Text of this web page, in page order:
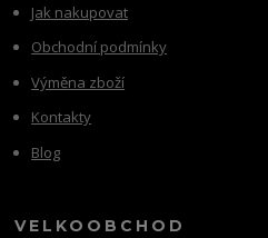
Jak nakupovat
Obchodní podmínky
Výměna zboží
Kontakty
Blog
VELKOOBCHOD